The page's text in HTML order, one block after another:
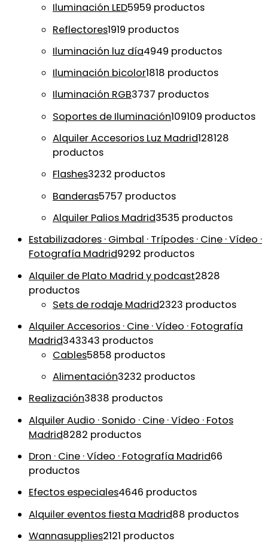
Iluminación LED5959 productos
Reflectores1919 productos
Iluminación luz día4949 productos
Iluminación bicolor1818 productos
Iluminación RGB3737 productos
Soportes de Iluminación109109 productos
Alquiler Accesorios Luz Madrid128128
productos
Flashes3232 productos
Banderas5757 productos
Alquiler Palios Madrid3535 productos
Estabilizadores · Gimbal · Trípodes · Cine · Vídeo ·
Fotografía Madrid9292 productos
Alquiler de Plato Madrid y podcast2828
productos
Sets de rodaje Madrid2323 productos
Alquiler Accesorios · Cine · Vídeo · Fotografía
Madrid343343 productos
Cables5858 productos
Alimentación3232 productos
Realización3838 productos
Alquiler Audio · Sonido · Cine · Vídeo · Fotos
Madrid8282 productos
Dron · Cine · Vídeo · Fotografía Madrid66
productos
Efectos especiales4646 productos
Alquiler eventos fiesta Madrid88 productos
Wannasupplies2121 productos